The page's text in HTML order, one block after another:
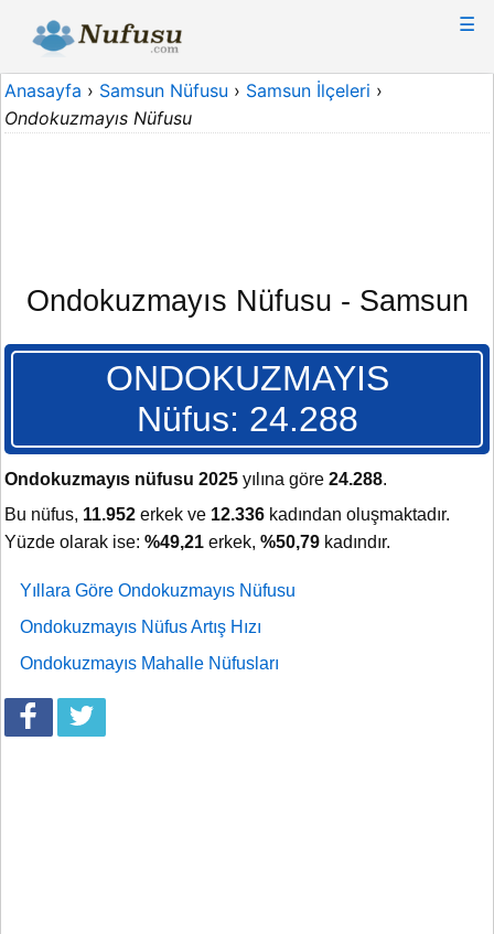
☰
Anasayfa › Samsun Nüfusu › Samsun İlçeleri ›
Ondokuzmayıs Nüfusu
Ondokuzmayıs Nüfusu - Samsun
ONDOKUZMAYIS
Nüfus: 24.288
Ondokuzmayıs nüfusu 2025 yılına göre 24.288.
Bu nüfus, 11.952 erkek ve 12.336 kadından oluşmaktadır.
Yüzde olarak ise: %49,21 erkek, %50,79 kadındır.
Yıllara Göre Ondokuzmayıs Nüfusu
Ondokuzmayıs Nüfus Artış Hızı
Ondokuzmayıs Mahalle Nüfusları